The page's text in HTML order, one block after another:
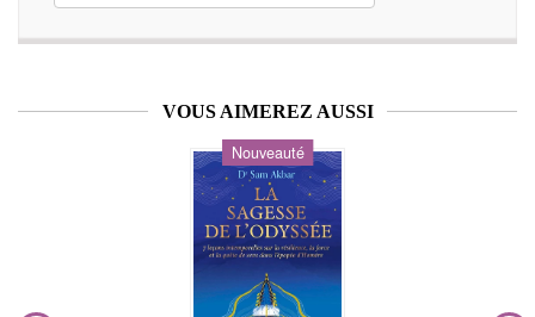
VOUS AIMEREZ AUSSI
Nouveauté